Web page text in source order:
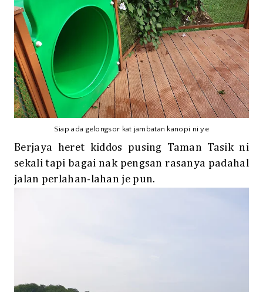
Siap ada gelongsor kat jambatan kanopi ni ye
Berjaya heret kiddos pusing Taman Tasik ni
sekali tapi bagai nak pengsan rasanya padahal
jalan perlahan-lahan je pun.